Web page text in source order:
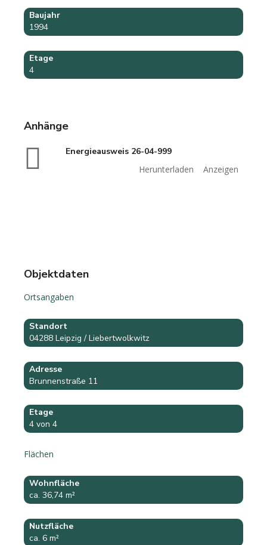
Baujahr
1994
Etage
4
Anhänge
Energieausweis 26-04-999
Herunterladen
Anzeigen
Objektdaten
Ortsangaben
Standort
04288 Leipzig / Liebertwolkwitz
Adresse
Brunnenstraße 11
Etage
4 von 4
Flächen
Wohnfläche
ca. 36,74 m²
Nutzfläche
ca. 6 m²